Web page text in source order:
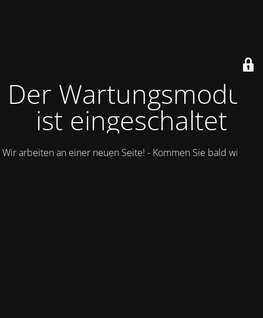
Der Wartungsmodus
ist eingeschaltet
Wir arbeiten an einer neuen Seite! - Kommen Sie bald wieder.